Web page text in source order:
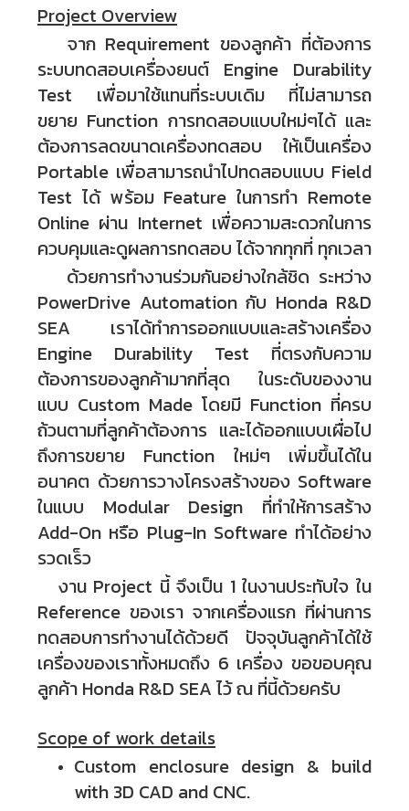
Project Overview
จาก Requirement ของลูกค้า ที่ต้องการ
ระบบทดสอบเครื่องยนต์ Engine Durability
Test เพื่อมาใช้แทนที่ระบบเดิม ที่ไม่สามารถ
ขยาย Function การทดสอบแบบใหม่ๆได้ และ
ต้องการลดขนาดเครื่องทดสอบ ให้เป็นเครื่อง
Portable เพื่อสามารถนำไปทดสอบแบบ Field
Test ได้ พร้อม Feature ในการทำ Remote
Online ผ่าน Internet เพื่อความสะดวกในการ
ควบคุมและดูผลการทดสอบ ได้จากทุกที่ ทุกเวลา
ด้วยการทำงานร่วมกันอย่างใกล้ชิด ระหว่าง
PowerDrive Automation กับ Honda R&D
SEA เราได้ทำการออกแบบและสร้างเครื่อง
Engine Durability Test ที่ตรงกับความ
ต้องการของลูกค้ามากที่สุด ในระดับของงาน
แบบ Custom Made โดยมี Function ที่ครบ
ถ้วนตามที่ลูกค้าต้องการ และได้ออกแบบเผื่อไป
ถึงการขยาย Function ใหม่ๆ เพิ่มขึ้นได้ใน
อนาคต ด้วยการวางโครงสร้างของ Software
ในแบบ Modular Design ที่ทำให้การสร้าง
Add-On หรือ Plug-In Software ทำได้อย่าง
รวดเร็ว
งาน Project นี้ จึงเป็น 1 ในงานประทับใจ ใน
Reference ของเรา จากเครื่องแรก ที่ผ่านการ
ทดสอบการทำงานได้ด้วยดี ปัจจุบันลูกค้าได้ใช้
เครื่องของเราทั้งหมดถึง 6 เครื่อง ขอขอบคุณ
ลูกค้า Honda R&D SEA ไว้ ณ ที่นี้ด้วยครับ
Scope of work details
Custom enclosure design & build
with 3D CAD and CNC.